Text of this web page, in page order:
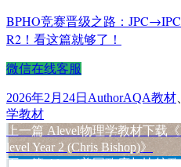
BPHO竞赛晋级之路：
R2！看这篇就够了！
微信在线客服
发
布
于
2026年2月24日 作
Author分
AQA教材
学教材
文
章
上一篇 上
篇
文
Alevel物理学教材下载《
level Year 2 (Chris Bishop)》
下一篇下
Alevel美国政府与比较政